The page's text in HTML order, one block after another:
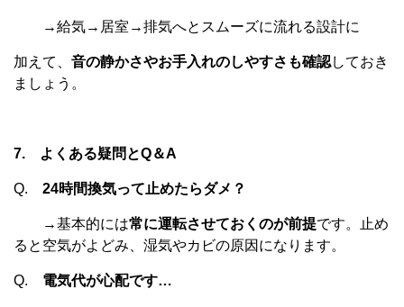
→給気→居室→排気へとスムーズに流れる設計に
加えて、 音の静かさやお手入れのしやすさも確認しておき
ましょう。
7. よくある疑問とQ＆A
Q. 24時間換気って止めたらダメ？
→基本的には常に運転させておくのが前提です。止め
ると空気がよどみ、湿気やカビの原因になります。
Q. 電気代が心配です…